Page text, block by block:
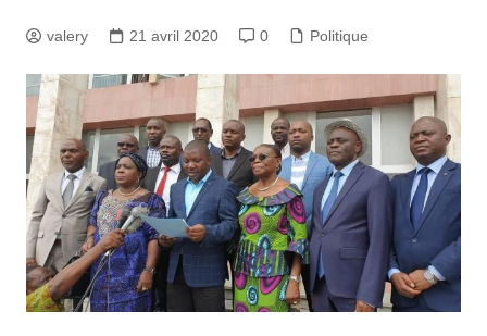
valery 21 avril 2020 0 Politique